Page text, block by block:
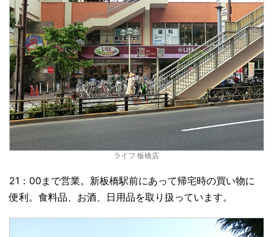
ライフ 板橋店
21：00まで営業。新板橋駅前にあって帰宅時の買い物に
便利。食料品、お酒、日用品を取り扱っています。